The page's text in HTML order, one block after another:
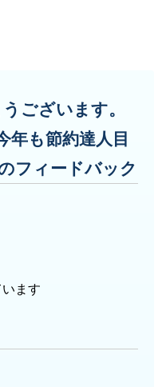
ございます。
年も節約達人目
フィードバック
ます